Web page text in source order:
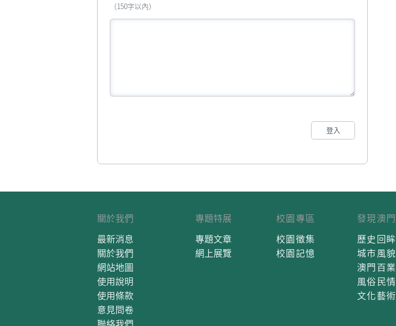
（150字以內）
登入
關於我們
最新消息
關於我們
網站地圖
使用說明
使用條款
意見問卷
專題特展
專題文章
網上展覽
校園專區
校園徵集
校園記憶
發現澳門
歷史回眸
城市風貌
澳門百業
風俗民情
文化藝術